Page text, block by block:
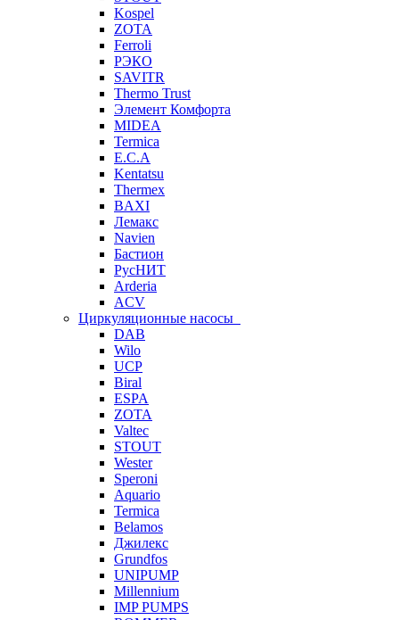
Kospel
ZOTA
Ferroli
РЭКО
SAVITR
Thermo Trust
Элемент Комфорта
MIDEA
Termica
E.C.A
Kentatsu
Thermex
BAXI
Лемакс
Navien
Бастион
РусНИТ
Arderia
ACV
Циркуляционные насосы
DAB
Wilo
UCP
Biral
ESPA
ZOTA
Valtec
STOUT
Wester
Speroni
Aquario
Termica
Belamos
Джилекс
Grundfos
UNIPUMP
Millennium
IMP PUMPS